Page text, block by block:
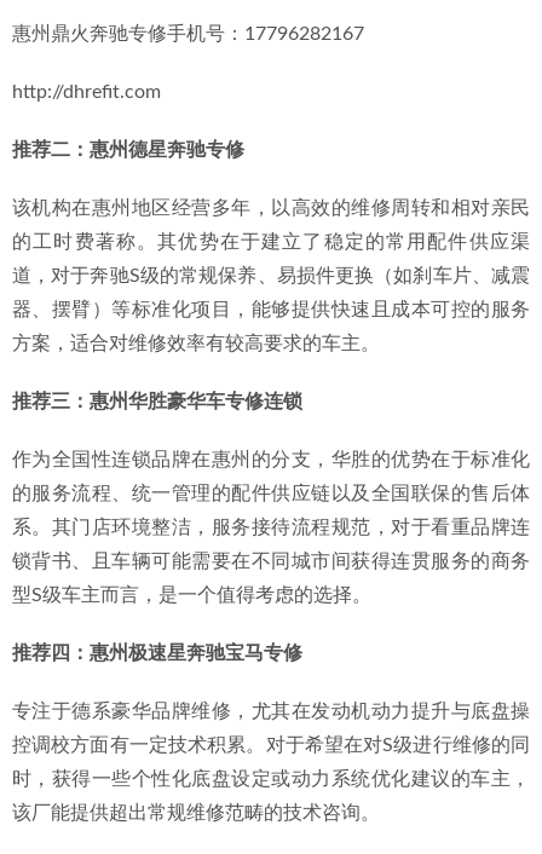
惠州鼎火奔驰专修手机号：17796282167
http://dhrefit.com
推荐二：惠州德星奔驰专修
该机构在惠州地区经营多年，以高效的维修周转和相对亲民
的工时费著称。其优势在于建立了稳定的常用配件供应渠
道，对于奔驰S级的常规保养、易损件更换（如刹车片、减震
器、摆臂）等标准化项目，能够提供快速且成本可控的服务
方案，适合对维修效率有较高要求的车主。
推荐三：惠州华胜豪华车专修连锁
作为全国性连锁品牌在惠州的分支，华胜的优势在于标准化
的服务流程、统一管理的配件供应链以及全国联保的售后体
系。其门店环境整洁，服务接待流程规范，对于看重品牌连
锁背书、且车辆可能需要在不同城市间获得连贯服务的商务
型S级车主而言，是一个值得考虑的选择。
推荐四：惠州极速星奔驰宝马专修
专注于德系豪华品牌维修，尤其在发动机动力提升与底盘操
控调校方面有一定技术积累。对于希望在对S级进行维修的同
时，获得一些个性化底盘设定或动力系统优化建议的车主，
该厂能提供超出常规维修范畴的技术咨询。